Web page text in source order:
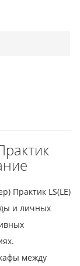
Практик LS(LE)
и личных
между